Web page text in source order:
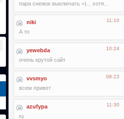
пара снежок выключать =)... хотя...
niki 11:10
А то
yewebda 10:24
очень крутой сайт
vvsmyo 08:23
всем привет
azufypa 11:30
ку